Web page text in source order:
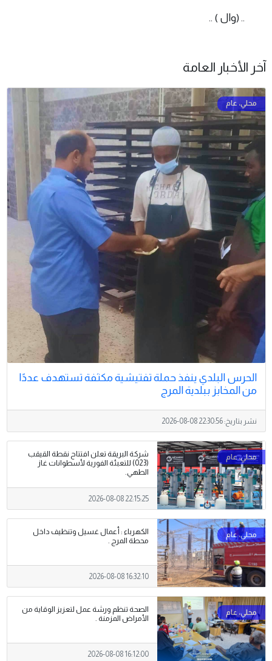
.. (وال ) ..
آخر الأخبار العامة
الحرس البلدي ينفذ حملة تفتيشية مكثفة تستهدف عددًا
من المخابز ببلدية المرج
نشر بتاريخ:2026-08-08 22:30:56
شركة البريقة تعلن افتتاح نقطة القيقب
(023) للتعبئة الفورية لأسطوانات غاز
الطهي.
2026-08-08 22:15:25
الكهرباء : أعمال غسيل وتنظيف داخل
محطة المرج .
2026-08-08 16:32:10
الصحة تنظم ورشة عمل لتعزيز الوقاية من
الأمراض المزمنة .
2026-08-08 16:12:00